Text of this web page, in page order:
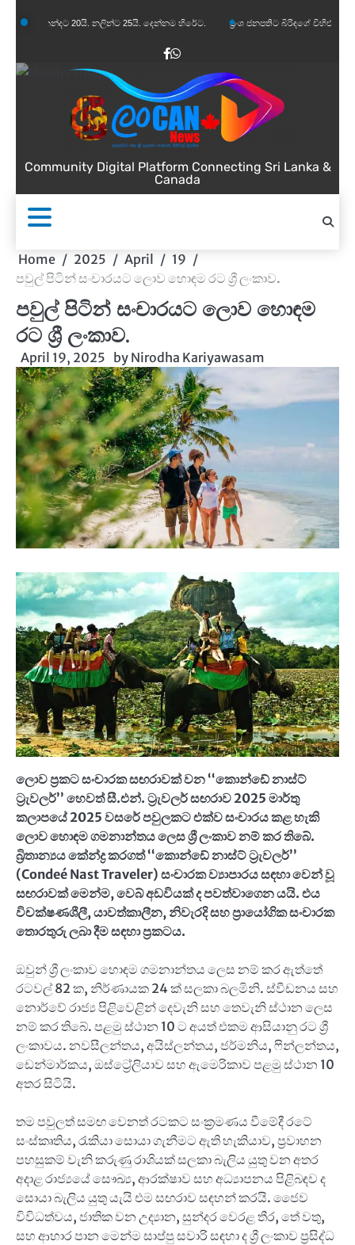
to20යි. නලින්ට 25යි. දෙන්නම හිරේට. ප්‍රංශ ජනපතිට බිරිඳගේ විහිළුවක්. විහිළුවදුරදිග
Facebook
WhatsApp
Community Digital Platform Connecting Sri Lanka &
Canada
Home 2025 April
19
පවුල් පිටින් සංචාරයට ලොව හොඳම රට ශ්‍රී ලංකාව.
පවුල් පිටින් සංචාරයට ලොව හොඳම
රට ශ්‍රී ලංකාව.
April 19, 2025 by Nirodha Kariyawasam
ලොව ප්‍රකට සංචාරක සඟරාවක් වන‘‘කොන්ඩේ නාස්ට්
ට්‍රැවලර්’’ හෙවත් සී.එන්. ට්‍රැවලර් සඟරාව 2025 මාර්තු
කලාපයේ 2025 වසරේ පවුලකට එක්ව සංචාරය කළ හැකි
ලොව හොඳම ගමනාන්තය ලෙස ශ්‍රී ලංකාව නම් කර තිබේ.
බ්‍රිතාන්‍යය කේන්ද්‍ර කරගත්‘‘කොන්ඩේ නාස්ට් ට්‍රැවලර්’’
(Condeé Nast Traveler) සංචාරක ව්‍යාපාරය සඳහා වෙන් වූ
සඟරාවක් මෙන්ම, වෙබ් අඩවියක් ද පවත්වාගෙන යයි. එය
විචක්ෂණශීලී, යාවත්කාලීන, නිවැරදි සහ ප්‍රායෝගික සංචාරක
තොරතුරු ලබා දීම සඳහා ප්‍රකටය.
ඔවුන් ශ්‍රී ලංකාව හොඳම ගමනාන්තය ලෙස නම් කර ඇත්තේ
රටවල් 82 ක, නිර්ණායක 24 ක් සලකා බලමිනි. ස්වීඩනය සහ
නොර්වේ රාජ්‍ය පිළිවෙළින් දෙවැනි සහ තෙවැනි ස්ථාන ලෙස
නම් කර තිබේ. පළමු ස්ථාන 10 ට අයත් එකම ආසියානු රට ශ්‍රී
ලංකාවය. නවසීලන්තය, අයිස්ලන්තය, ජර්මනිය, ෆින්ලන්තය,
ඩෙන්මාර්කය, ඔස්ට්‍රේලියාව සහ ඇමෙරිකාව පළමු ස්ථාන 10
අතර සිටියි.
තම පවුලත් සමඟ වෙනත් රටකට සංක්‍රමණය වීමේදී රටේ
සංස්කෘතිය, රැකියා සොයා ගැනීමට ඇති හැකියාව, ප්‍රවාහන
පහසුකම් වැනි කරුණු රාශියක් සලකා බැලිය යුතු වන අතර
අදාළ රාජ්‍යයේ සෞඛ්‍ය, ආරක්ෂාව සහ අධ්‍යාපනය පිළිබඳව ද
සොයා බැලිය යුතු යැයි එම සඟරාව සඳහන් කරයි. ජෛව
විවිධත්වය, ජාතික වන උද්‍යාන, සුන්දර වෙරළ තීර, තේ වතු,
සහ ආහාර පාන මෙන්ම සාප්පු සවාරි සඳහා ද ශ්‍රී ලංකාව ප්‍රසිද්ධ